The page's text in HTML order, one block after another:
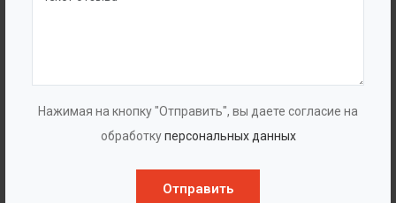
Нажимая на кнопку "Отправить", вы даете согласие на
обработкуперсональных данных
Отправить